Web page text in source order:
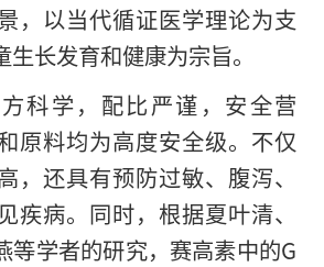
，以当代循证医学理论为支
长发育和健康为宗旨。
科学，配比严谨，安全营
原料均为高度安全级。不仅
，还具有预防过敏、腹泻、
疾病。同时，根据夏叶清、
等学者的研究，赛高素中的G